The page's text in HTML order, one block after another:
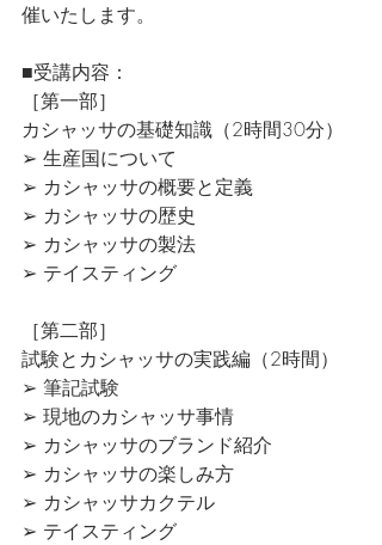
催いたします。
■受講内容：
［第一部］
カシャッサの基礎知識（2時間30分）
➢ 生産国について
➢ カシャッサの概要と定義
➢ カシャッサの歴史
➢ カシャッサの製法
➢ テイスティング
［第二部］
試験とカシャッサの実践編（2時間）
➢ 筆記試験
➢ 現地のカシャッサ事情
➢ カシャッサのブランド紹介
➢ カシャッサの楽しみ方
➢ カシャッサカクテル
➢ テイスティング